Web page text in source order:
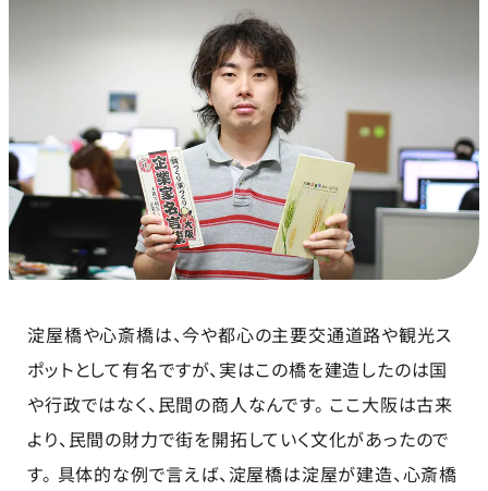
淀屋橋や心斎橋は、今や都心の主要交通道路や観光ス
ポットとして有名ですが、実はこの橋を建造したのは国
や行政ではなく、民間の商人なんです。 ここ大阪は古来
より、民間の財力で街を開拓していく文化があったので
す。 具体的な例で言えば、淀屋橋は淀屋が建造、心斎橋